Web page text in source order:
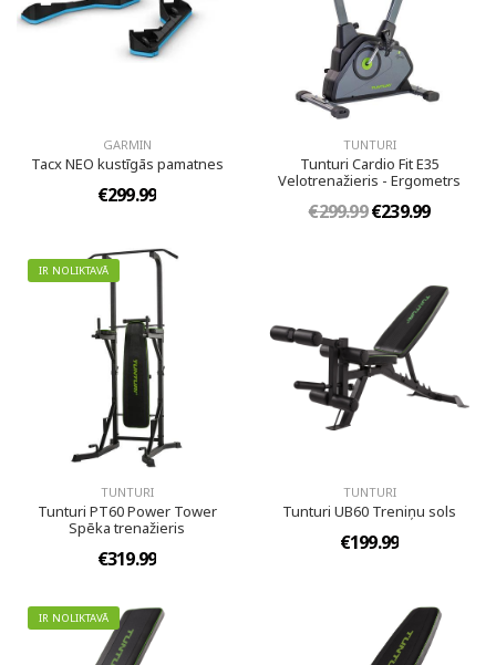
GARMIN
Tacx NEO kustīgās pamatnes
€299.99
TUNTURI
Tunturi Cardio Fit E35
Velotrenažieris - Ergometrs
€299.99€239.99
IR NOLIKTAVĀ
TUNTURI
Tunturi PT60 Power Tower
Spēka trenažieris
€319.99
TUNTURI
Tunturi UB60 Treniņu sols
€199.99
IR NOLIKTAVĀ